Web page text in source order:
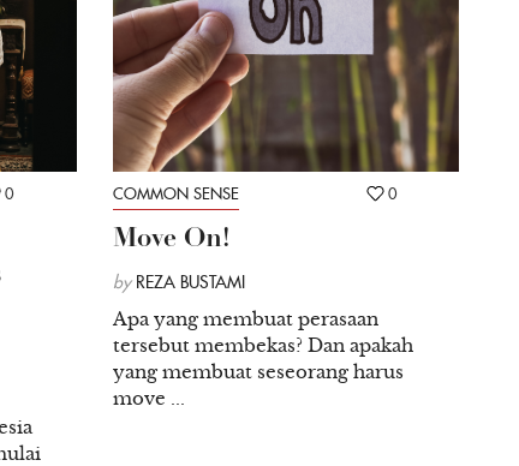
0 COMMON SENSE 0
Move On!
by REZA BUSTAMI
Apa yang membuat perasaan
tersebut membekas? Dan apakah
yang membuat seseorang harus
move ...